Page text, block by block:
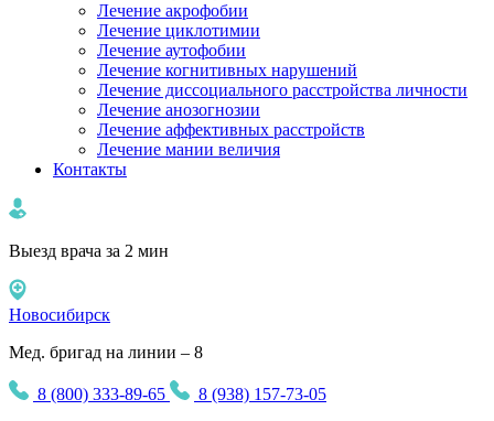
Лечение акрофобии
Лечение циклотимии
Лечение аутофобии
Лечение когнитивных нарушений
Лечение диссоциального расстройства личности
Лечение анозогнозии
Лечение аффективных расстройств
Лечение мании величия
Контакты
Выезд врача за 2 мин
Новосибирск
Мед. бригад на линии – 8
8 (800) 333-89-65
8 (938) 157-73-05